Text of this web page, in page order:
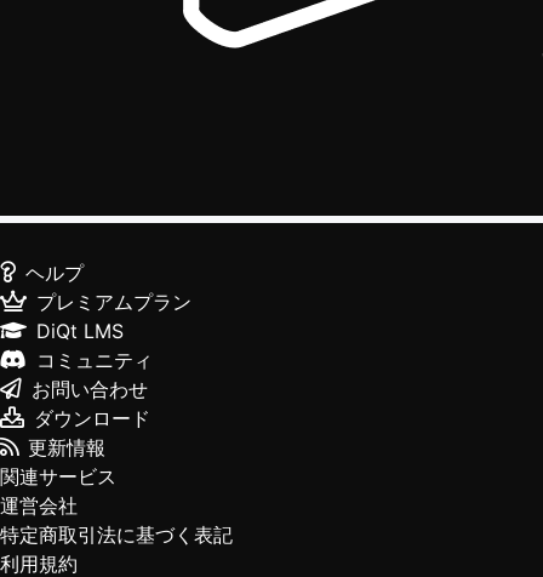
ヘルプ
プレミアムプラン
DiQt LMS
コミュニティ
お問い合わせ
ダウンロード
更新情報
関連サービス
運営会社
特定商取引法に基づく表記
利用規約